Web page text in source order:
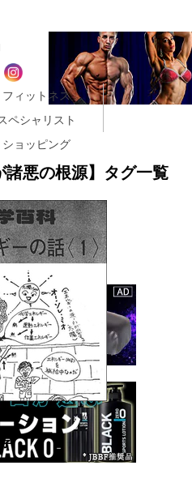
フィットネス
ペシャリスト
ショッピング
諸悪の根源】タグ一覧
ー